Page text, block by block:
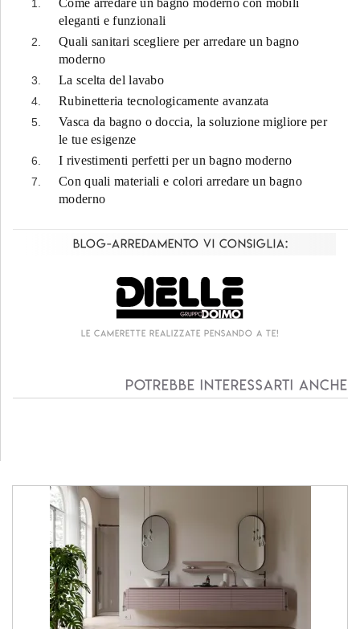
Come arredare un bagno moderno con mobili
eleganti e funzionali
Quali sanitari scegliere per arredare un bagno
moderno
La scelta del lavabo
Rubinetteria tecnologicamente avanzata
Vasca da bagno o doccia, la soluzione migliore per
le tue esigenze
I rivestimenti perfetti per un bagno moderno
Con quali materiali e colori arredare un bagno
moderno
Blog-Arredamento vi consiglia:
Potrebbe interessarti anche